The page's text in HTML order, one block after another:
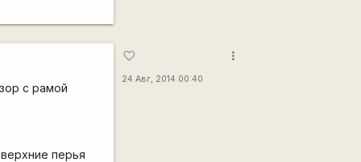
с рамой
перья
favorite_border
24 Авг, 2014 00:40
more_vert